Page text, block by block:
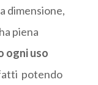
dimensione,
piena
ogni uso
potendo